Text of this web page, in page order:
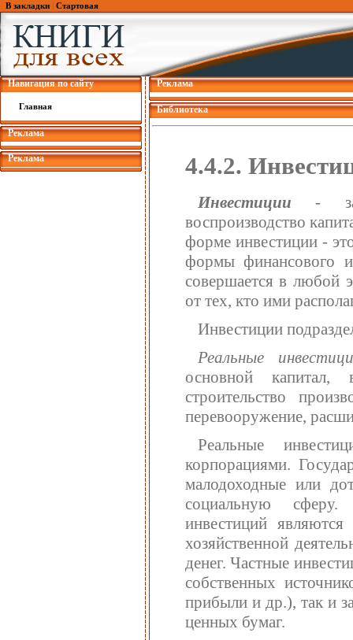
В закладки Стартовая
Навигация по сайту
Главная
Реклама
Реклама
Реклама
Библиотека
4.4.2.
Инвестиции -
воспроизводство
форме инвестиции -
формы финансового и
совершается в любой
от тех, кто ими
Инвестиции
Реальные
основной капитал,
строительство
перевооружение,
Реальные
корпорациями.
малодоходные или
социальную сферу.
инвестиций
хозяйственной
денег. Частные
собственных
прибыли и др.), так и
ценных бумаг.